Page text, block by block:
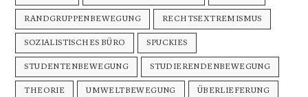
RANDGRUPPENBEWEGUNG RECHTSEXTREMISMUS
SOZIALISTISCHES BÜRO SPUCKIES
STUDENTENBEWEGUNG STUDIERENDENBEWEGUNG
THEORIE UMWELTBEWEGUNG ÜBERLIEFERUNG